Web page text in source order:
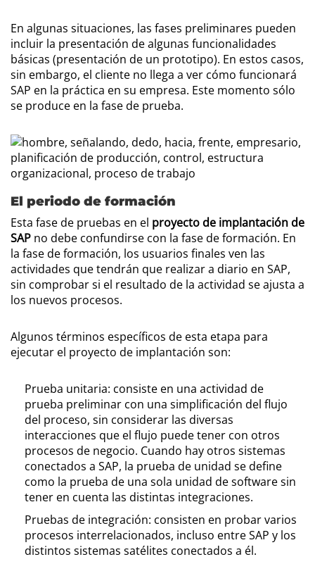
En algunas situaciones, las fases preliminares pueden
incluir la presentación de algunas funcionalidades
básicas (presentación de un prototipo). En estos casos,
sin embargo, el cliente no llega a ver cómo funcionará
SAP en la práctica en su empresa. Este momento sólo
se produce en la fase de prueba.
El periodo de formación
Esta fase de pruebas en el proyecto de implantación de
SAP no debe confundirse con la fase de formación. En
la fase de formación, los usuarios finales ven las
actividades que tendrán que realizar a diario en SAP,
sin comprobar si el resultado de la actividad se ajusta a
los nuevos procesos.
Algunos términos específicos de esta etapa para
ejecutar el proyecto de implantación son:
Prueba unitaria: consiste en una actividad de
prueba preliminar con una simplificación del flujo
del proceso, sin considerar las diversas
interacciones que el flujo puede tener con otros
procesos de negocio. Cuando hay otros sistemas
conectados a SAP, la prueba de unidad se define
como la prueba de una sola unidad de software sin
tener en cuenta las distintas integraciones.
Pruebas de integración: consisten en probar varios
procesos interrelacionados, incluso entre SAP y los
distintos sistemas satélites conectados a él.